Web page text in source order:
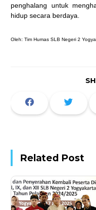
penghalang untuk
hidup secara berdaya.
Oleh: Tim Humas SLB Negeri 2
Related Post